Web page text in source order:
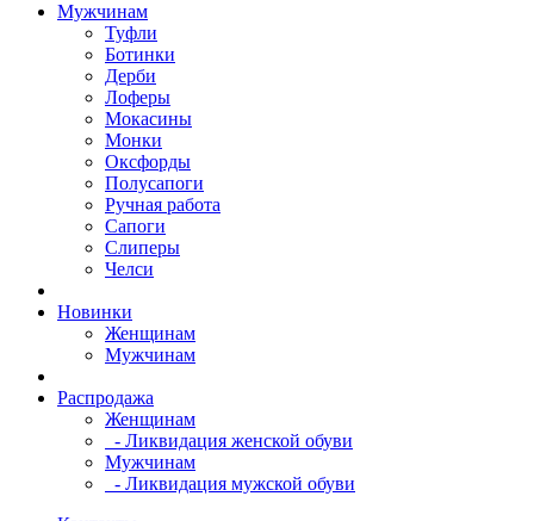
Мужчинам
Туфли
Ботинки
Дерби
Лоферы
Мокасины
Монки
Оксфорды
Полусапоги
Ручная работа
Сапоги
Слиперы
Челси
Новинки
Женщинам
Мужчинам
Распродажа
Женщинам
- Ликвидация женской обуви
Мужчинам
- Ликвидация мужской обуви